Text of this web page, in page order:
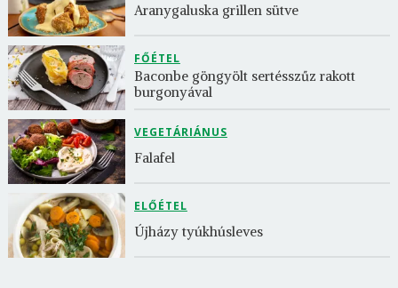
Aranygaluska grillen sütve
FŐÉTEL
Baconbe göngyölt sertésszűz rakott
burgonyával
VEGETÁRIÁNUS
Falafel
ELŐÉTEL
Újházy tyúkhúsleves